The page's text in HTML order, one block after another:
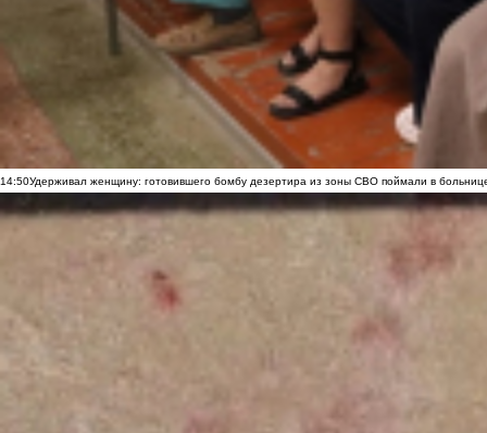
14:50Удерживал женщину: готовившего бомбу дезертира из зоны СВО поймали в